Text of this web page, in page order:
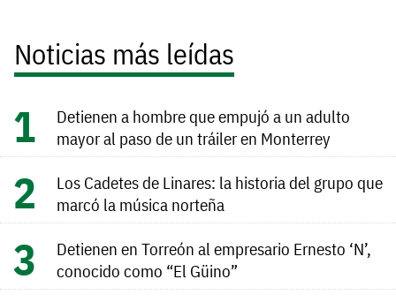
Noticias más leídas
Detienen a hombre que empujó a un adulto
mayor al paso de un tráiler en Monterrey
Los Cadetes de Linares: la historia del grupo que
marcó la música norteña
Detienen en Torreón al empresario Ernesto ‘N’,
conocido como “El Güino”